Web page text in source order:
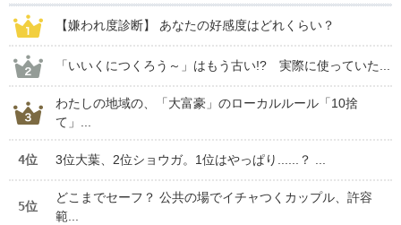
【嫌われ度診断】 あなたの好感度はどれくらい？
「いいくにつくろう～」はもう古い!? 実際に使っていた...
わたしの地域の、「大富豪」のローカルルール「10捨
て」...
4位 3位大葉、2位ショウガ。1位はやっぱり......？ ...
5位
どこまでセーフ？ 公共の場でイチャつくカップル、許容
範...